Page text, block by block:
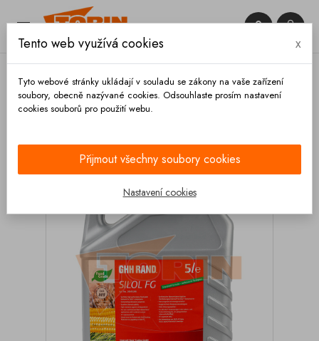
 

Tento web využívá cookies x
Tyto webové stránky ukládají v souladu se zákony na vaše zařízení
soubory, obecně nazývané cookies. Odsouhlaste prosím nastavení
cookies souborů pro použití webu.
Přijmout všechny soubory cookies
Nastavení cookies